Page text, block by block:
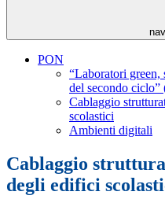
PON
“Laboratori
del secondo
Cablaggio
scolastici
Ambienti digitali
Cablaggio
degli edifici